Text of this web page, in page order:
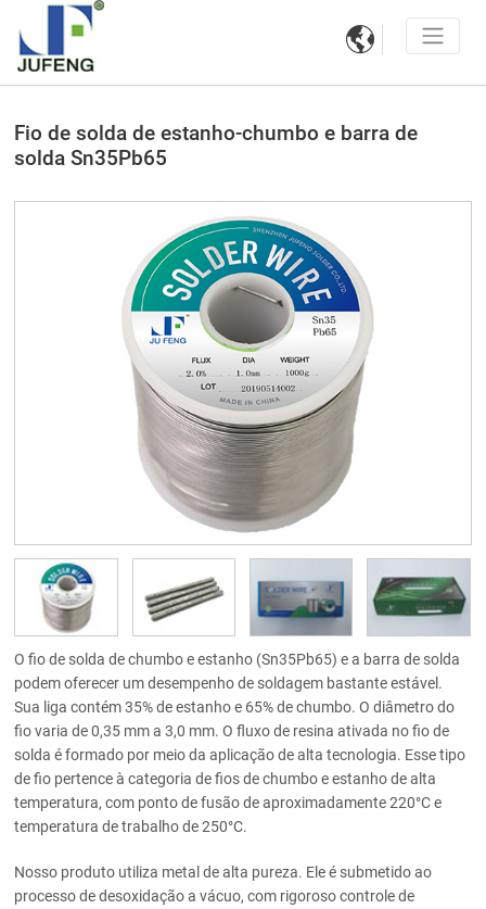

Fio de solda de estanho-chumbo e barra de
solda Sn35Pb65
O fio de solda de chumbo e estanho (Sn35Pb65) e a barra de solda
podem oferecer um desempenho de soldagem bastante estável.
Sua liga contém 35% de estanho e 65% de chumbo. O diâmetro do
fio varia de 0,35 mm a 3,0 mm. O fluxo de resina ativada no fio de
solda é formado por meio da aplicação de alta tecnologia. Esse tipo
de fio pertence à categoria de fios de chumbo e estanho de alta
temperatura, com ponto de fusão de aproximadamente 220°C e
temperatura de trabalho de 250°C.
Nosso produto utiliza metal de alta pureza. Ele é submetido ao
processo de desoxidação a vácuo, com rigoroso controle de